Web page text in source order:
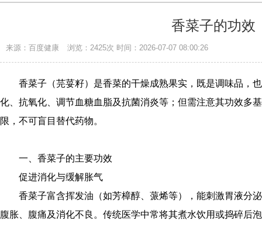
香菜子的功效
来源：百度健康 浏览：2425次 时间：2026-07-07 08:00:26
香菜子（芫荽籽）是香菜的干燥成熟果实，既是调味品，
化、抗氧化、调节血糖血脂及抗菌消炎等；但需注意其功效多
限，不可盲目替代药物。
一、香菜子的主要功效
促进消化与缓解胀气
香菜子富含挥发油（如芳樟醇、蒎烯等），能刺激胃液分
腹胀、腹痛及消化不良。传统医学中常将其煮水饮用或捣碎后